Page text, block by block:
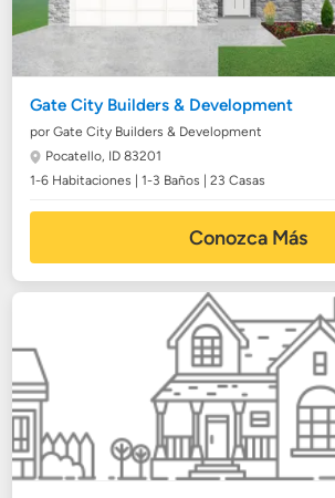
Gate City Builders & Development
por Gate City Builders & Development
Pocatello, ID 83201
1-6 Habitaciones | 1-3 Baños | 23 Casas
Conozca Más